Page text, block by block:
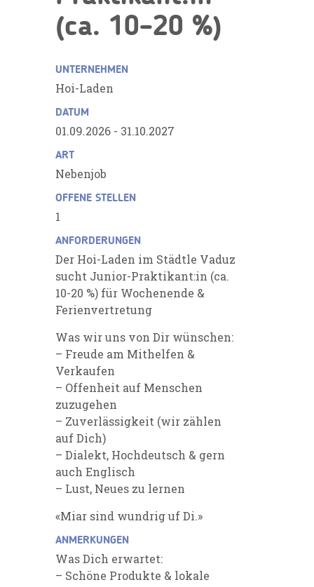
(ca. 10–20 %)
UNTERNEHMEN
Hoi-Laden
DATUM
01.09.2026 - 31.10.2027
ART
Nebenjob
OFFENE STELLEN
1
ANFORDERUNGEN
Der Hoi-Laden im Städtle Vaduz
sucht Junior-Praktikant:in (ca.
10-20 %) für Wochenende &
Ferienvertretung
Was wir uns von Dir wünschen:
– Freude am Mithelfen &
Verkaufen
– Offenheit auf Menschen
zuzugehen
– Zuverlässigkeit (wir zählen
auf Dich)
– Dialekt, Hochdeutsch & gern
auch Englisch
– Lust, Neues zu lernen
«Miar sind wundrig uf Di.»
ANMERKUNGEN
Was Dich erwartet:
– Schöne Produkte & lokale